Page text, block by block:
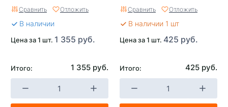
Сравнить Отложить
В наличии
Цена за 1 шт. 1 355 руб.
Итого: 1 355 руб.
Сравнить Отложить
В наличии 1 шт
Цена за 1 шт. 425 руб.
Итого: 425 руб.